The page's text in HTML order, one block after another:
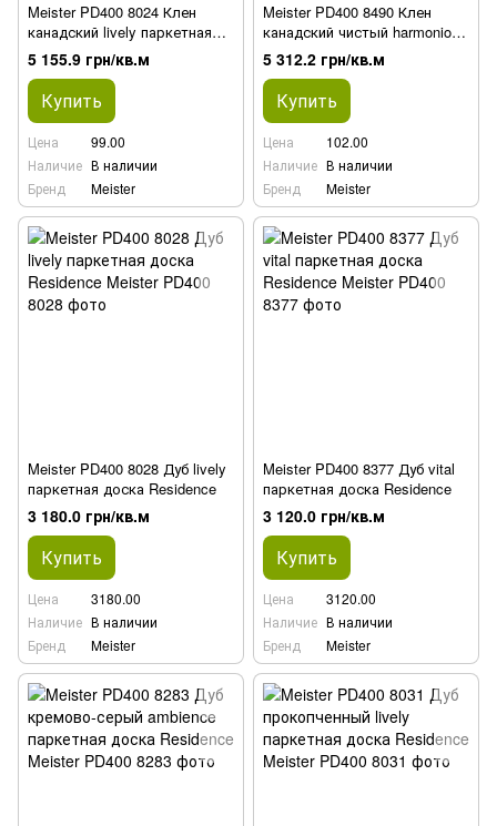
Meister PD400 8024 Клен
канадский lively паркетная
доска Residence
5 155.9 грн/кв.м
Купить
Цена
99.00
Наличие В наличии
Бренд
Meister
Meister PD400 8490 Клен
канадский чистый harmonious
паркетная доска Residence
5 312.2 грн/кв.м
Купить
Цена
102.00
Наличие В наличии
Бренд
Meister
Meister PD400 8028 Дуб lively
паркетная доска Residence
3 180.0 грн/кв.м
Купить
Цена
3180.00
Наличие В наличии
Бренд
Meister
Meister PD400 8377 Дуб vital
паркетная доска Residence
3 120.0 грн/кв.м
Купить
Цена
3120.00
Наличие В наличии
Бренд
Meister